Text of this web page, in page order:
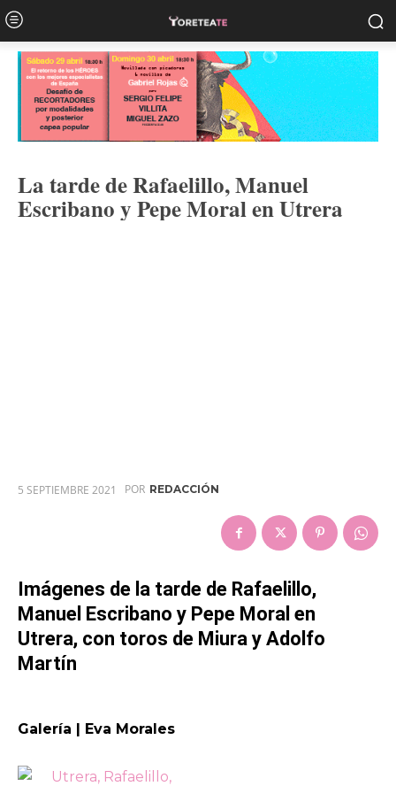
La tarde de Rafaelillo, Manuel
Escribano y Pepe Moral en Utrera
5 SEPTIEMBRE 2021 POR REDACCIÓN
Imágenes de la tarde de Rafaelillo,
Manuel Escribano y Pepe Moral en
Utrera, con toros de Miura y Adolfo
Martín
Galería | Eva Morales